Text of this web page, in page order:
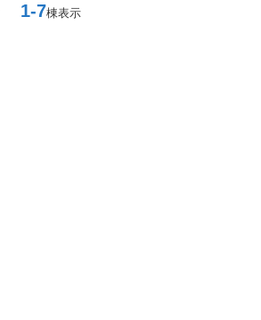
1-7棟表示